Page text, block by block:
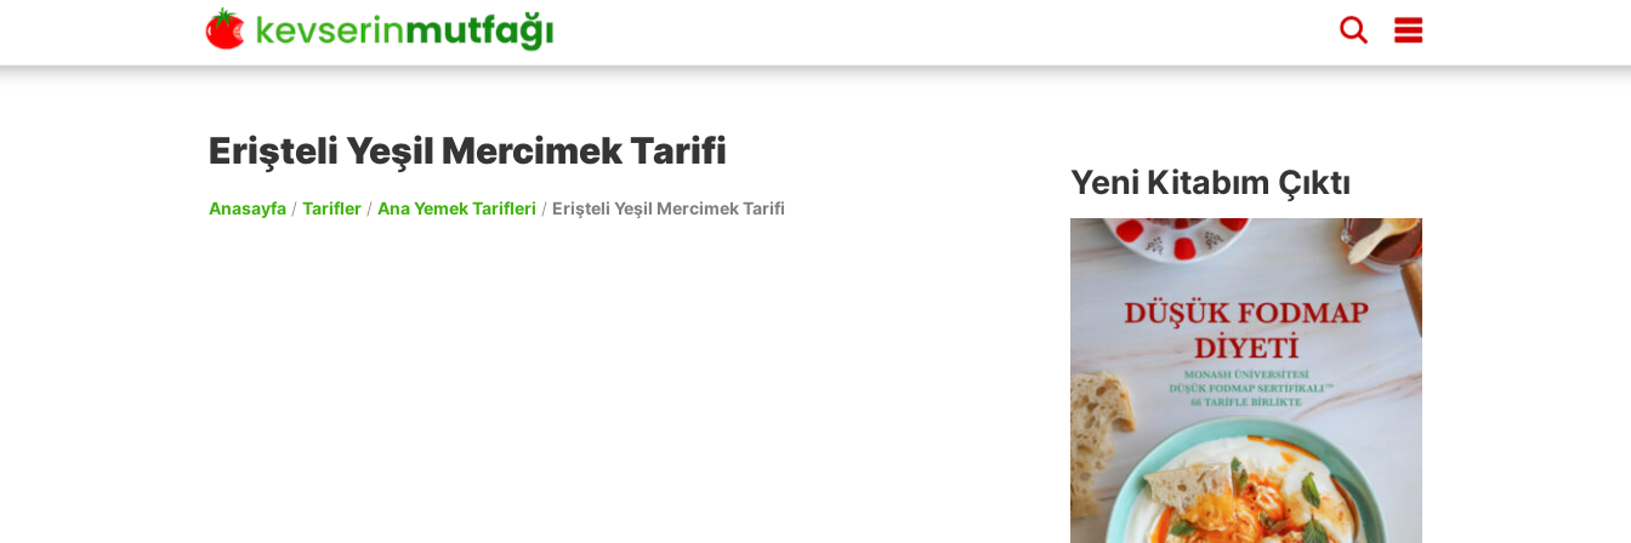
Erişteli Yeşil Mercimek Tarifi
Anasayfa / Tarifler / Ana Yemek Tarifleri / Erişteli Yeşil Mercimek Tarifi
Yeni Kitabım Çıktı